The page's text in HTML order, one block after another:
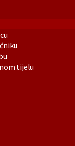
tijelu